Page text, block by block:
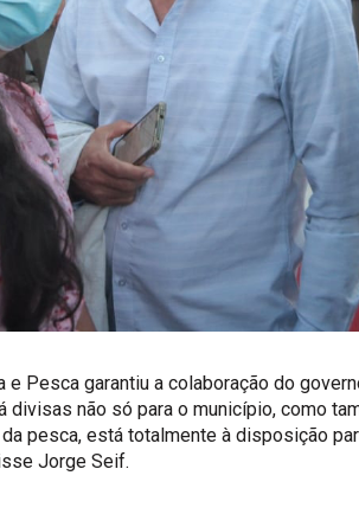
e Pesca garantiu a colaboração do
divisas não só para o município, como
pesca, está totalmente à disposição
Jorge Seif.